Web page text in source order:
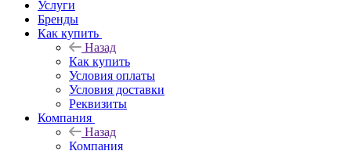
Услуги
Бренды
Как купить
Назад
Как купить
Условия оплаты
Условия доставки
Реквизиты
Компания
Назад
Компания